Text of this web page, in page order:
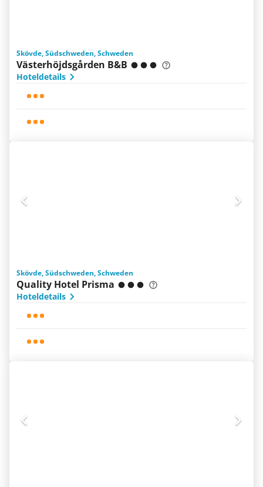
Skövde, Südschweden, Schweden
Västerhöjdsgården B&B
Hoteldetails
Skövde, Südschweden, Schweden
Quality Hotel Prisma
Hoteldetails